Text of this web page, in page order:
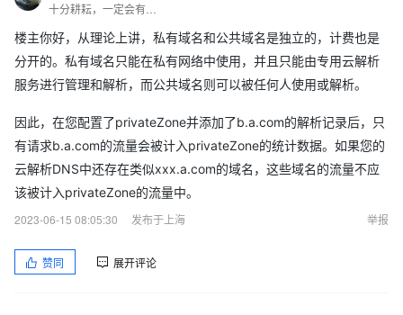
楼主你好，从理论上讲，私有域名和公共域名是独立的，计费也是
分开的。私有域名只能在私有网络中使用，并且只能由专用云解析
服务进行管理和解析，而公共域名则可以被任何人使用或解析。
因此，在您配置了privateZone并添加了b.a.com的解析记录后，只
有请求b.a.com的流量会被计入privateZone的统计数据。如果您的
云解析DNS中还存在类似xxx.a.com的域名，这些域名的流量不应
该被计入privateZone的流量中。
2023-06-15 08:05:30
发布于上海 举报
赞同 展开评论